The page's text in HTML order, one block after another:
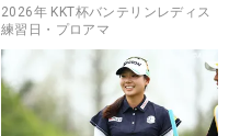
2026年 KKT杯バンテリンレディス
練習日・プロアマ